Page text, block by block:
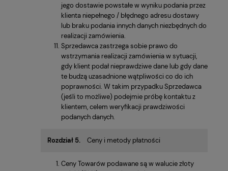
jego dostawie powstałe w wyniku podania przez
klienta niepełnego / błędnego adresu dostawy
lub braku podania innych danych niezbędnych do
realizacji zamówienia.
Sprzedawca zastrzega sobie prawo do
wstrzymania realizacji zamówienia w sytuacji,
gdy klient podał nieprawdziwe dane lub gdy dane
te budzą uzasadnione wątpliwości co do ich
poprawności. W takim przypadku Sprzedawca
(jeśli to możliwe) podejmie próbę kontaktu z
klientem, celem weryfikacji prawdziwości
podanych danych.
Rozdział 5. Ceny i metody płatności
Ceny Towarów podawane są w walucie złoty